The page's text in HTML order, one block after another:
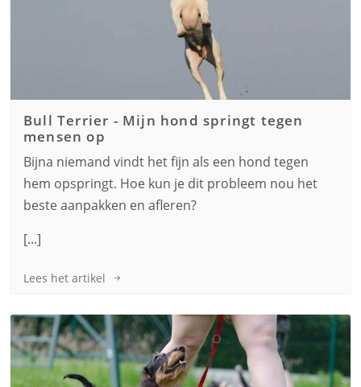
Bull Terrier - Mijn hond springt tegen
mensen op
Bijna niemand vindt het fijn als een hond tegen
hem opspringt. Hoe kun je dit probleem nou het
beste aanpakken en afleren?
[...]
Lees het artikel